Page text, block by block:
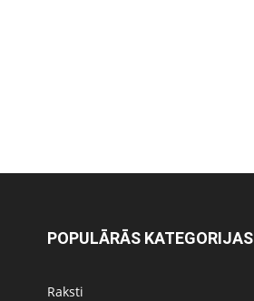
POPULĀRĀS KATEGORIJAS
Raksti